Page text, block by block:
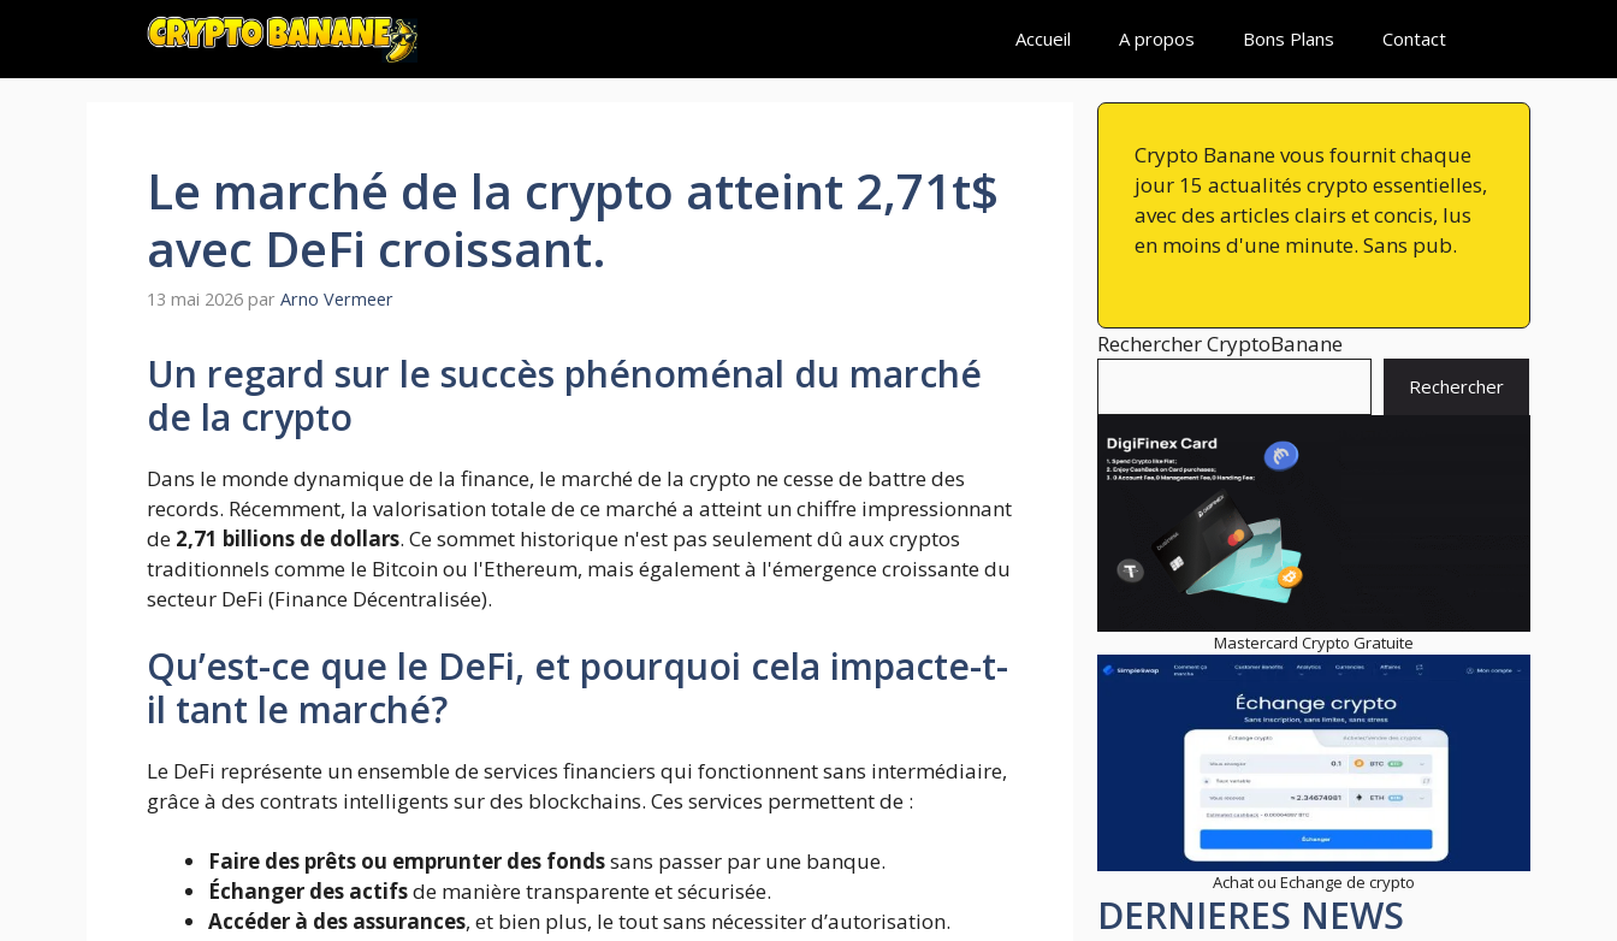
contenu
Accueil A propos Bons Plans Contact
Le marché de la crypto atteint 2,71t$
avec DeFi croissant.
13 mai 2026 par Arno Vermeer
Un regard sur le succès phénoménal du marché
de la crypto
Dans le monde dynamique de la finance, le marché de la crypto ne cesse de battre des
records. Récemment, la valorisation totale de ce marché a atteint un chiffre impressionnant
de 2,71 billions de dollars. Ce sommet historique n'est pas seulement dû aux cryptos
traditionnels comme le Bitcoin ou l'Ethereum, mais également à l'émergence croissante du
secteur DeFi (Finance Décentralisée).
Qu’est-ce que le DeFi, et pourquoi cela impacte-t-
il tant le marché?
Le DeFi représente un ensemble de services financiers qui fonctionnent sans intermédiaire,
grâce à des contrats intelligents sur des blockchains. Ces services permettent de :
Faire des prêts ou emprunter des fondssans passer par une banque.
Échanger des actifsde manière transparente et sécurisée.
Accéder à des assurances, et bien plus, le tout sans nécessiter d’autorisation.
Crypto Banane vous fournit chaque
jour 15 actualités crypto essentielles,
avec des articles clairs et concis, lus
en moins d'une minute. Sans pub.
Rechercher CryptoBanane
Rechercher
Mastercard Crypto Gratuite
Achat ou Echange de crypto
DERNIERES NEWS